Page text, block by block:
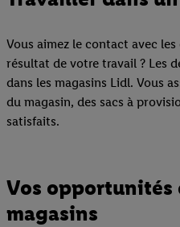
Vous aimez le contact avec
résultat de votre travail ? Les
dans les magasins Lidl. Vous
du magasin, des sacs à
satisfaits.
Vos opportunités
magasins